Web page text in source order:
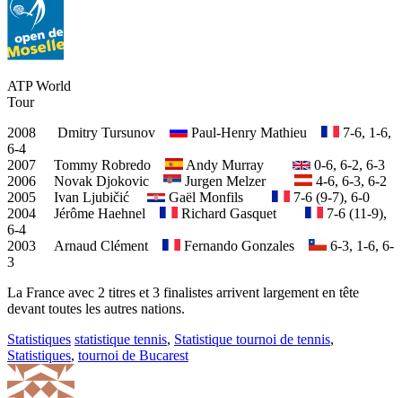
ATP World
Tour
2008 Dmitry Tursunov
Paul-Henry Mathieu
7-6, 1-6,
6-4
2007 Tommy Robredo
Andy Murray
0-6, 6-2, 6-3
2006 Novak Djokovic
Jurgen Melzer
4-6, 6-3, 6-2
2005 Ivan Ljubičić
Gaël Monfils
7-6 (9-7), 6-0
2004 Jérôme Haehnel
Richard Gasquet
7-6 (11-9),
6-4
2003 Arnaud Clément
Fernando Gonzales
6-3, 1-6, 6-
3
La France avec 2 titres et 3 finalistes arrivent largement en tête
devant toutes les autres nations.
Statistiques statistique tennis, Statistique tournoi de tennis,
Statistiques, tournoi de Bucarest